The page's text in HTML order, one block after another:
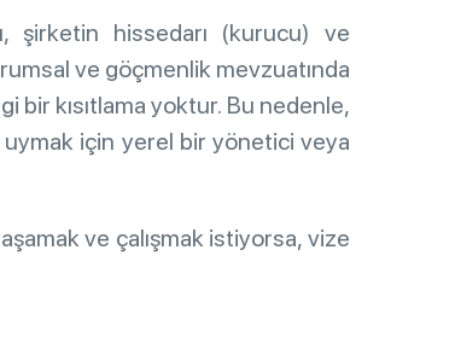
şirketin hissedarı (kurucu) ve
ve göçmenlik mevzuatında
bir kısıtlama yoktur. Bu nedenle,
için yerel bir yönetici veya
ve çalışmak istiyorsa, vize